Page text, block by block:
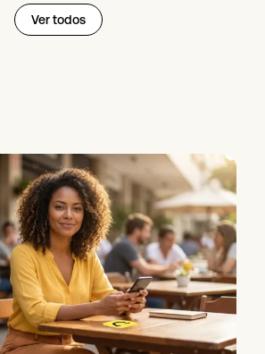
Ver todos